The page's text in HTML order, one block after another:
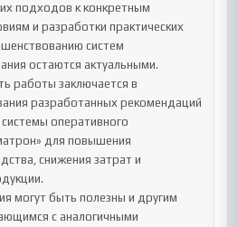
подходов к конкретным
и разработки практических
систем
остаются актуальными.
работы заключается в
разработанных рекомендаций
оперативного
для повышения
снижения затрат и
могут быть полезны и другим
с аналогичными